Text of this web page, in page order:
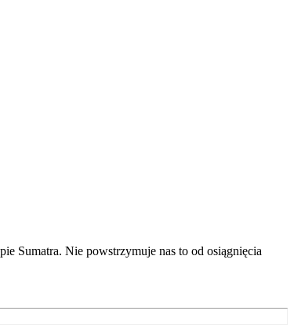
Sumatra. Nie powstrzymuje nas to od osiągnięcia